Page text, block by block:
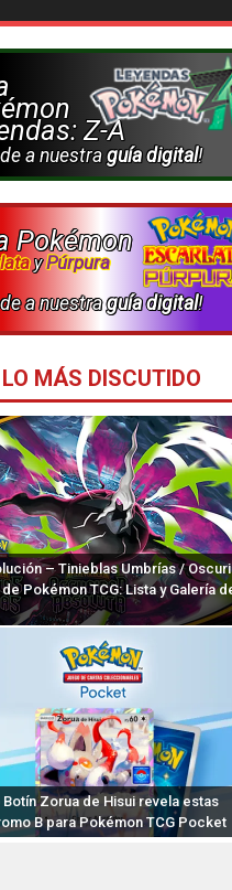
Z-A
a nuestra guía digital!
Pokémon
yPúrpura
a nuestraguía digital!
LO MÁS DISCUTIDO
– Tinieblas Umbrías /
Pokémon TCG: Lista y Galería
Botín Zorua de Hisui revela estas
B para Pokémon TCG Pocket